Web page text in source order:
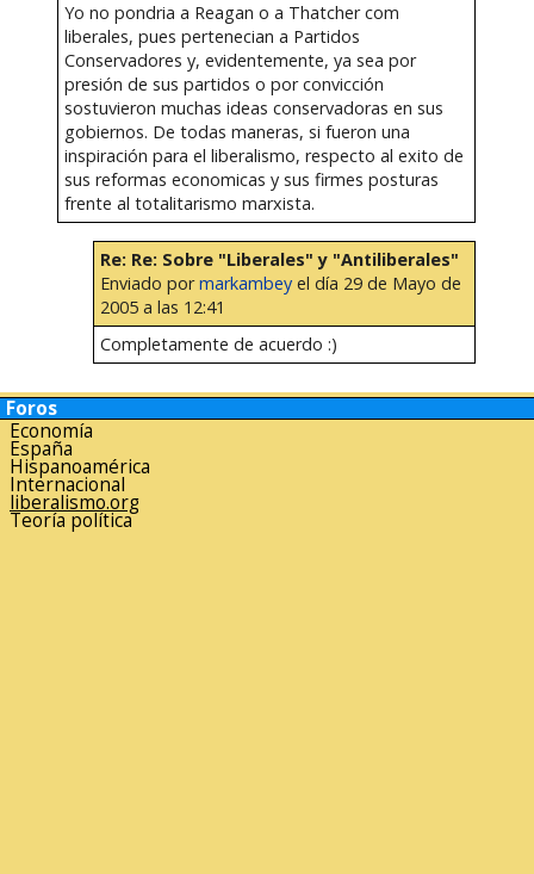
Yo no pondria a Reagan o a Thatcher com
liberales, pues pertenecian a Partidos
Conservadores y, evidentemente, ya sea por
presión de sus partidos o por convicción
sostuvieron muchas ideas conservadoras en sus
gobiernos. De todas maneras, si fueron una
inspiración para el liberalismo, respecto al exito de
sus reformas economicas y sus firmes posturas
frente al totalitarismo marxista.
Re: Re: Sobre "Liberales" y "Antiliberales"
Enviado pormarkambeyel día 29 de Mayo de
2005 a las 12:41
Completamente de acuerdo :)
Foros
Economía
España
Hispanoamérica
Internacional
liberalismo.org
Teoría política